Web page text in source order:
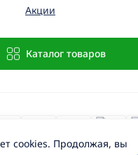
Акции
Каталог товаров
cookies. Продолжая, вы